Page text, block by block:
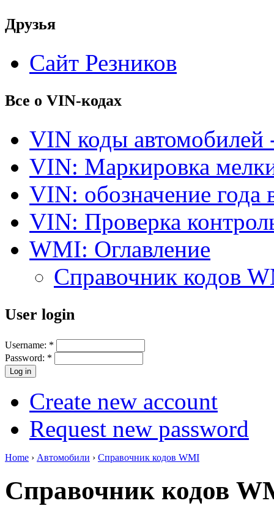
Друзья
Сайт Резников
Все о VIN-кодах
VIN коды автомобилей
VIN: Маркировка
VIN: обозначение года
VIN: Проверка
WMI: Оглавление
Справочник кодов
User login
Username: *
Password: *
Create new account
Request new password
Home › Автомобили › Справочник кодов WMI
Справочник кодов